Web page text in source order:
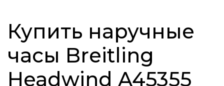
Купить наручные
часы Breitling
Headwind A45355